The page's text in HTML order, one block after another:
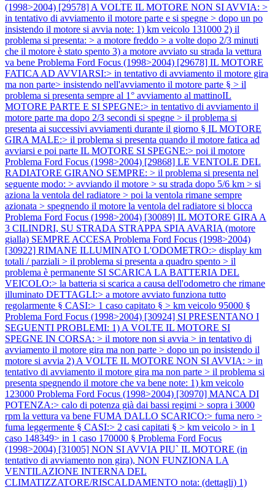
(1998>2004) [29578] A VOLTE IL MOTORE NON SI AVVIA: >
in tentativo di avviamento il motore parte e si spegne > dopo un po
insistendo il motore si avvia note: 1) km veicolo 131000 2) il
problema si presenta: > a motore freddo > a volte dopo 2/3 minuti
che il motore è stato spento 3) a motore avviato su strada la vettura
va bene Problema Ford Focus (1998>2004) [29678] IL MOTORE
FATICA AD AVVIARSI:> in tentativo di avviamento il motore gira
ma non parte> insistendo nell'avviamento il motore parte § > il
problema si presenta sempre al 1° avviamento al mattinoIL
MOTORE PARTE E SI SPEGNE:> in tentativo di avviamento il
motore parte ma dopo 2/3 secondi si spegne > il problema si
presenta ai successivi avviamenti durante il giorno § IL MOTORE
GIRA MALE:> il problema si presenta quando il motore fatica ad
avviarsi e poi parte IL MOTORE SI SPEGNE:> poi il motore
Problema Ford Focus (1998>2004) [29868] LE VENTOLE DEL
RADIATORE GIRANO SEMPRE: > il problema si presenta nel
seguente modo: > avviando il motore > su strada dopo 5/6 km > si
aziona la ventola del radiatore > poi la ventola rimane sempre
azionata > spegnendo il motore la ventola del radiatore si blocca
Problema Ford Focus (1998>2004) [30089] IL MOTORE GIRA A
3 CILINDRI, SU STRADA STRAPPA SPIA AVARIA (motore
gialla) SEMPRE ACCESA Problema Ford Focus (1998>2004)
[30922] RIMANE ILLUMINATO L'ODOMETRO:> display km
totali / parziali > il problema si presenta a quadro spento > il
problema è permanente SI SCARICA LA BATTERIA DEL
VEICOLO:> la batteria si scarica a causa dell'odometro che rimane
illuminato DETTAGLI:> a motore avviato funziona tutto
regolarmente § CASI:> 1 caso capitato § > km veicolo 95000 §
Problema Ford Focus (1998>2004) [30924] SI PRESENTANO I
SEGUENTI PROBLEMI: 1) A VOLTE IL MOTORE SI
SPEGNE IN CORSA: > il motore non si avvia > in tentativo di
avviamento il motore gira ma non parte > dopo un po insistendo il
motore si avvia 2) A VOLTE IL MOTORE NON SI AVVIA: > in
tentativo di avviamento il motore gira ma non parte > il problema si
presenta spegnendo il motore che va bene note: 1) km veicolo
123000 Problema Ford Focus (1998>2004) [30970] MANCA DI
POTENZA:> calo di potenza già dai bassi regimi > sopra i 3000
rpm la vettura va bene FUMA DALLO SCARICO:> fuma nero >
fuma leggermente § CASI:> 2 casi capitati § > km veicolo > in 1
caso 148349> in 1 caso 170000 § Problema Ford Focus
(1998>2004) [31005] NON SI AVVIA PIU` IL MOTORE (in
tentativo di avviamento non gira), NON FUNZIONA LA
VENTILAZIONE INTERNA DEL
CLIMATIZZATORE/RISCALDAMENTO nota: (dettagli) 1)